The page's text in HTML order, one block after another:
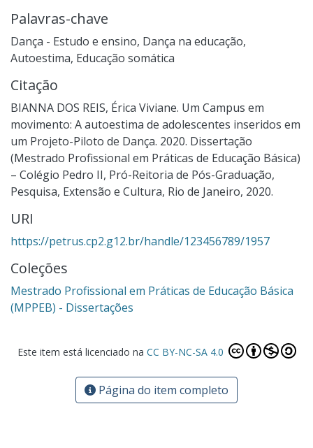
Palavras-chave
Dança - Estudo e ensino, Dança na educação,
Autoestima, Educação somática
Citação
BIANNA DOS REIS, Érica Viviane. Um Campus em
movimento: A autoestima de adolescentes inseridos em
um Projeto-Piloto de Dança. 2020. Dissertação
(Mestrado Profissional em Práticas de Educação Básica)
– Colégio Pedro II, Pró-Reitoria de Pós-Graduação,
Pesquisa, Extensão e Cultura, Rio de Janeiro, 2020.
URI
https://petrus.cp2.g12.br/handle/123456789/1957
Coleções
Mestrado Profissional em Práticas de Educação Básica
(MPPEB) - Dissertações
Este item está licenciado na CC BY-NC-SA 4.0
Página do item completo